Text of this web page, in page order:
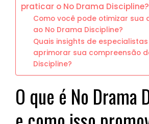
praticar o No Drama Discipline?
Como você pode otimizar sua
ao No Drama Discipline?
Quais insights de
aprimorar sua compreensão
Discipline?
O que é No Drama